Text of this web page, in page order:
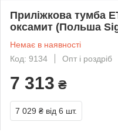
Приліжкова тумба
оксамит (Польша
Немає в наявності
Код: 9134
Опт і роздріб
7 313 ₴
7 029 ₴ від 6 шт.